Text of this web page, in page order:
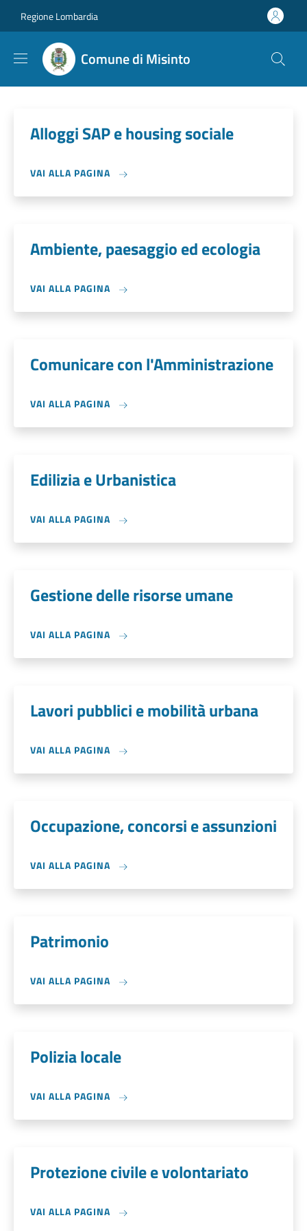
Regione Lombardia
Comune di Misinto
Alloggi SAP e housing sociale
VAI ALLA PAGINA
Ambiente, paesaggio ed ecologia
VAI ALLA PAGINA
Comunicare con l'Amministrazione
VAI ALLA PAGINA
Edilizia e Urbanistica
VAI ALLA PAGINA
Gestione delle risorse umane
VAI ALLA PAGINA
Lavori pubblici e mobilità urbana
VAI ALLA PAGINA
Occupazione, concorsi e assunzioni
VAI ALLA PAGINA
Patrimonio
VAI ALLA PAGINA
Polizia locale
VAI ALLA PAGINA
Protezione civile e volontariato
VAI ALLA PAGINA